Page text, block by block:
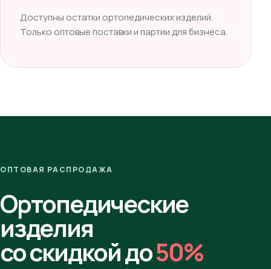
Доступны остатки ортопедических изделий.
Только оптовые поставки и партии для бизнеса.
ОПТОВАЯ РАСПРОДАЖА
Ортопедические
изделия
со скидкой до50%